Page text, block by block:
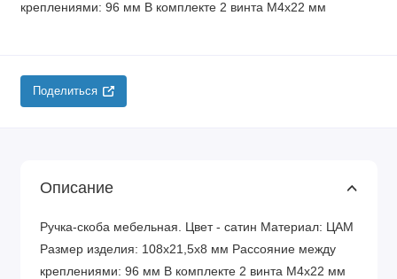
креплениями: 96 мм В комплекте 2 винта М4х22 мм
Поделиться
Описание
Ручка-скоба мебельная. Цвет - сатин Материал: ЦАМ
Размер изделия: 108х21,5х8 мм Рассояние между
креплениями: 96 мм В комплекте 2 винта М4х22 мм